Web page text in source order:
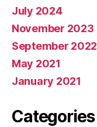
July 2024
November 2023
September 2022
May 2021
January 2021
Categories